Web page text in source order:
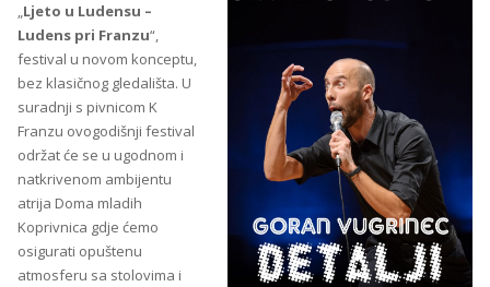
„Ljeto u Ludensu –
Ludens pri Franzu“,
festival u novom konceptu,
bez klasičnog gledališta. U
suradnji s pivnicom K
Franzu ovogodišnji festival
održat će se u ugodnom i
natkrivenom ambijentu
atrija Doma mladih
Koprivnica gdje ćemo
osigurati opuštenu
atmosferu sa stolovima i